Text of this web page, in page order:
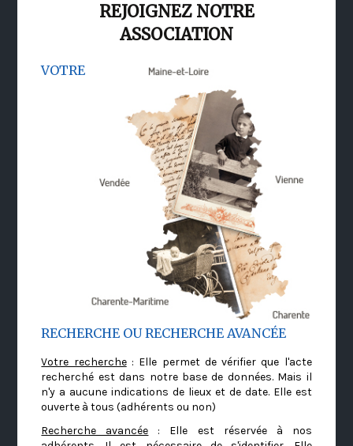
REJOIGNEZ NOTRE
ASSOCIATION
VOTRE
RECHERCHE OU RECHERCHE AVANCÉE
Votre recherche: Elle permet de vérifier que l'acte
recherché est dans notre base de données. Mais il
n'y a aucune indications de lieux et de date. Elle est
ouverte à tous (adhérents ou non)
Recherche avancée : Elle est réservée à nos